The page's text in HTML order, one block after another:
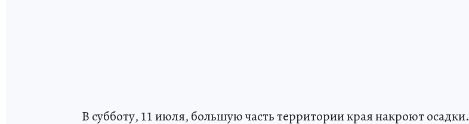
В субботу, 11 июля, большую часть территории края накроют осадки.